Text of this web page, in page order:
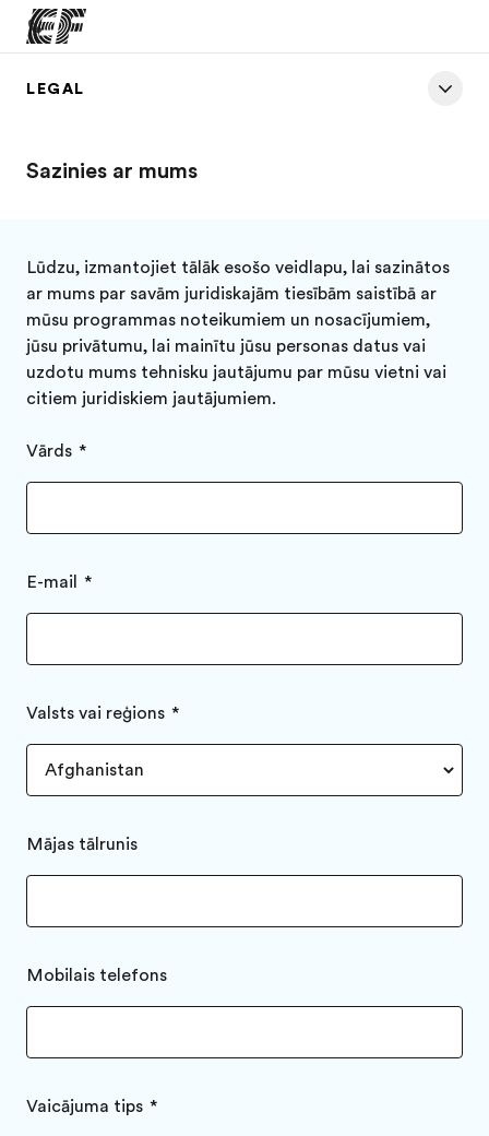
Home
Offices
About us
Who we are
Careers
Join the team
LEGAL
Sazinies ar mums
Lūdzu, izmantojiet tālāk esošo veidlapu, lai sazinātos
ar mums par savām juridiskajām tiesībām saistībā ar
mūsu programmas noteikumiem un nosacījumiem,
jūsu privātumu, lai mainītu jūsu personas datus vai
uzdotu mums tehnisku jautājumu par mūsu vietni vai
citiem juridiskiem jautājumiem.
Vārds
E-mail
Valsts vai reģions
Mājas tālrunis
Mobilais telefons
Vaicājuma tips